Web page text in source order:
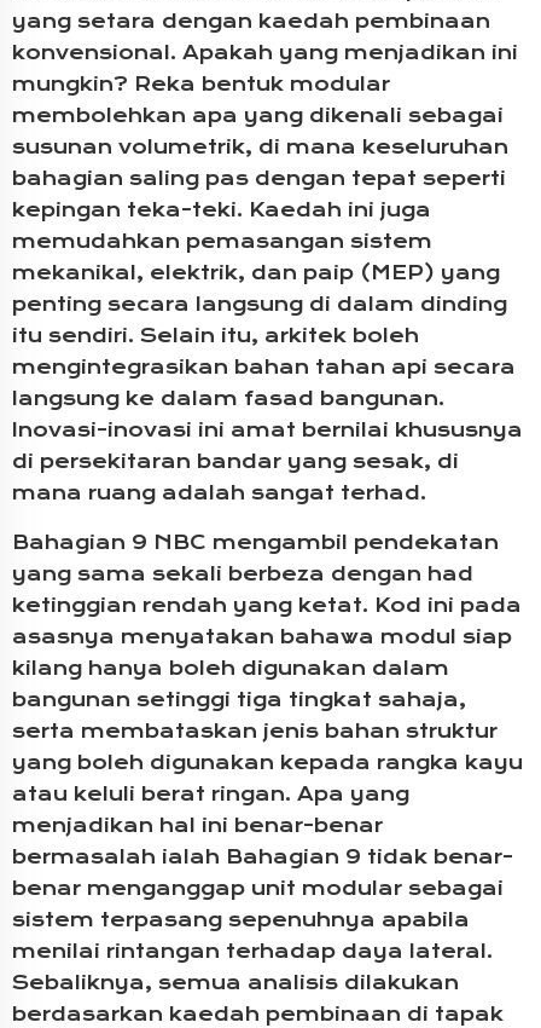
yang setara dengan kaedah pembinaan
konvensional. Apakah yang menjadikan ini
mungkin? Reka bentuk modular
membolehkan apa yang dikenali sebagai
susunan volumetrik, di mana keseluruhan
bahagian saling pas dengan tepat seperti
kepingan teka-teki. Kaedah ini juga
memudahkan pemasangan sistem
mekanikal, elektrik, dan paip (MEP) yang
penting secara langsung di dalam dinding
itu sendiri. Selain itu, arkitek boleh
mengintegrasikan bahan tahan api secara
langsung ke dalam fasad bangunan.
Inovasi-inovasi ini amat bernilai khususnya
di persekitaran bandar yang sesak, di
mana ruang adalah sangat terhad.
Bahagian 9 NBC mengambil pendekatan
yang sama sekali berbeza dengan had
ketinggian rendah yang ketat. Kod ini pada
asasnya menyatakan bahawa modul siap
kilang hanya boleh digunakan dalam
bangunan setinggi tiga tingkat sahaja,
serta membataskan jenis bahan struktur
yang boleh digunakan kepada rangka kayu
atau keluli berat ringan. Apa yang
menjadikan hal ini benar-benar
bermasalah ialah Bahagian 9 tidak benar-
benar menganggap unit modular sebagai
sistem terpasang sepenuhnya apabila
menilai rintangan terhadap daya lateral.
Sebaliknya, semua analisis dilakukan
berdasarkan kaedah pembinaan di tapak